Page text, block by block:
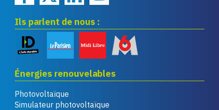
Ils parlent de nous :
Énergies renouvelables
Photovoltaïque
Simulateur photovoltaïque